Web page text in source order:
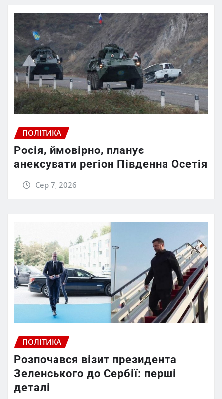
ПОЛІТИКА
Росія, ймовірно, планує
анексувати регіон Південна Осетія
Сер 7, 2026
ПОЛІТИКА
Розпочався візит президента
Зеленського до Сербії: перші
деталі